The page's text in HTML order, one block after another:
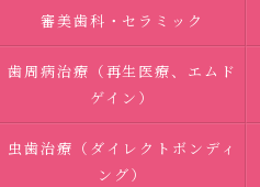
審美歯科・セラミック
歯周病治療（再生医療、エムド
ゲイン）
虫歯治療（ダイレクトボンディ
ング）